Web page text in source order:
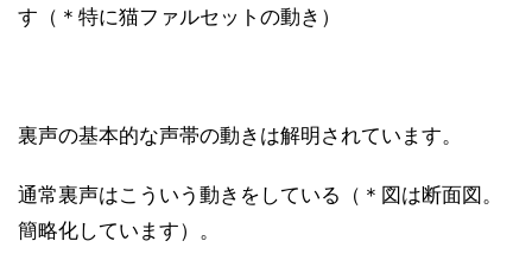
す（＊特に猫ファルセットの動き）
裏声の基本的な声帯の動きは解明されています。
通常裏声はこういう動きをしている（＊図は断面図。
簡略化しています）。